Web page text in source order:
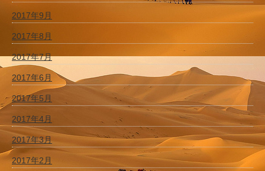
2017年9月
2017年8月
2017年7月
2017年6月
2017年5月
2017年4月
2017年3月
2017年2月